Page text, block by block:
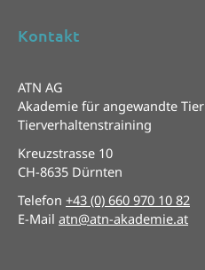
Kontakt
ATN AG
Akademie für angewandte
Tierverhaltenstraining
Kreuzstrasse 10
CH-8635 Dürnten
Telefon +43 (0) 660 970 10 82
E-Mail atn@atn-akademie.at